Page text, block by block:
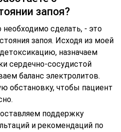
запоя?
необходимо сделать, - это
запоя. Исходя из моей
назначаем
сердечно-сосудистой
баланс электролитов.
обстановку, чтобы пациент
поддержку
и рекомендаций по